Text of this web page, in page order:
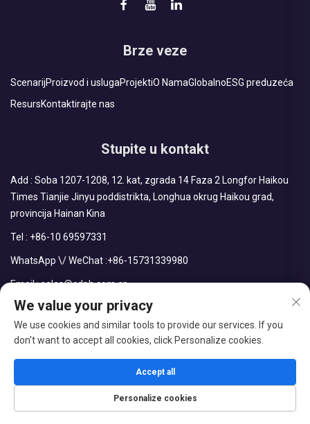
Brze veze
ScenarijProizvod i uslugaProjektiO NamaGlobalnoESG preduzeća
ResursKontaktirajte nas
Stupite u kontakt
Add : Soba 1207-1208, 12. kat, zgrada 14 Faza 2 Longfor Haikou
Times Tianjie Jinyu poddistrikta, Longhua okrug Haikou grad,
provincija Hainan Kina
Tel : +86-10 69597331
WhatsApp \/ WeChat :+86-15731339980
Email :sales@cdph.com.cn
rezervisana
Politika privatnosti
We value your privacy
We use cookies and similar tools to provide our services. If you
don't want to accept all cookies, click Personalize cookies.
Personalize cookies
Accept all